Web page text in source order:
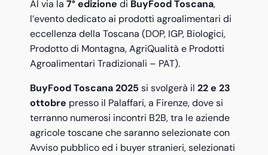
Al via la 7° edizione di BuyFood Toscana,
l’evento dedicato ai prodotti agroalimentari di
eccellenza della Toscana (DOP, IGP, Biologici,
Prodotto di Montagna, AgriQualità e Prodotti
Agroalimentari Tradizionali – PAT).
BuyFood Toscana 2025 si svolgerà il 22 e 23
ottobre presso il Palaffari, a Firenze, dove si
terranno numerosi incontri B2B, tra le aziende
agricole toscane che saranno selezionate con
Avviso pubblico ed i buyer stranieri, selezionati